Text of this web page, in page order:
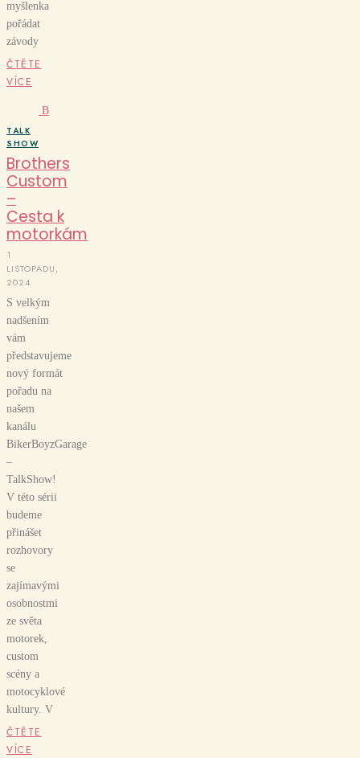
myšlenka
pořádat
závody
ČTĚTE
VÍCE
B
TALK
SHOW
Brothers
Custom
–
Cesta k
motorkám
1
LISTOPADU,
2024
S velkým
nadšením
vám
představujeme
nový formát
pořadu na
našem
kanálu
BikerBoyzGarage
–
TalkShow!
V této sérii
budeme
přinášet
rozhovory
se
zajímavými
osobnostmi
ze světa
motorek,
custom
scény a
motocyklové
kultury. V
ČTĚTE
VÍCE